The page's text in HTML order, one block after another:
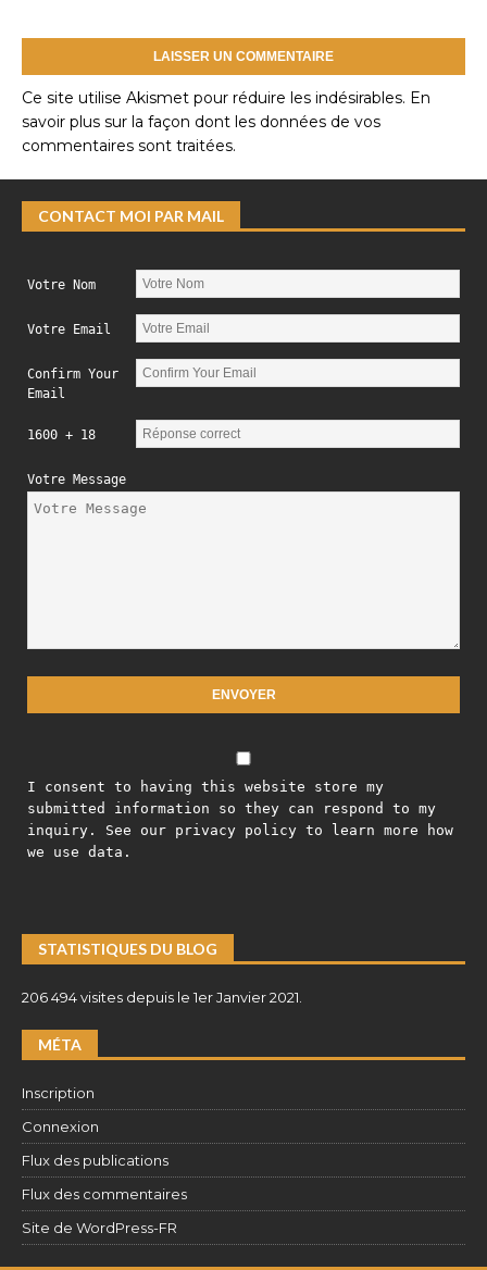
Ce site utilise Akismet pour réduire les indésirables. En
savoir plus sur la façon dont les données de vos
commentaires sont traitées.
CONTACT MOI PAR MAIL
Votre Nom
Votre Email
Confirm Your
Email
1600 + 18
Votre Message
I consent to having this website store my
submitted information so they can respond to my
inquiry. See our privacy policy to learn more how
we use data.
STATISTIQUES DU BLOG
206 494 visites depuis le 1er Janvier 2021.
MÉTA
Inscription
Connexion
Flux des publications
Flux des commentaires
Site de WordPress-FR